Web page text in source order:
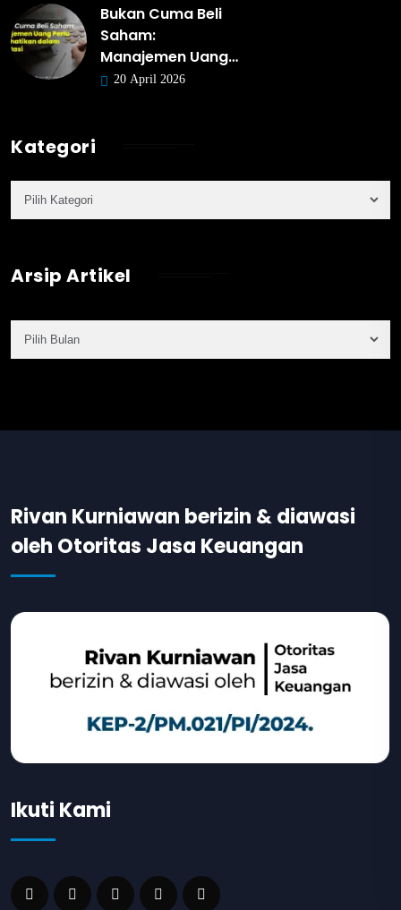
Bukan Cuma Beli
Saham:
Manajemen Uang…
20 April 2026
Kategori
Arsip Artikel
Rivan Kurniawan berizin & diawasi
oleh Otoritas Jasa Keuangan
Ikuti Kami